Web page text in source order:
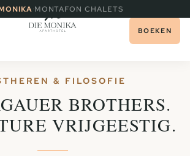
·MONTAFON CHALETS
BOEKEN
& FILOSOFIE
BROTHERS.
VRIJGEESTIG.